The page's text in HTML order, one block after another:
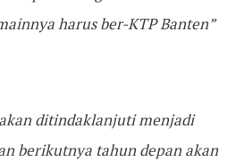
harus ber-KTP Banten”
ditindaklanjuti menjadi
berikutnya tahun depan akan